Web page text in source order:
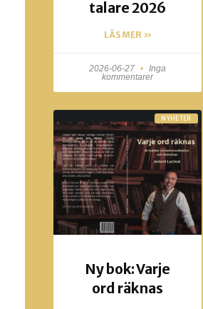
talare 2026
LÄS MER »
2026-06-27
Inga
kommentarer
NYHETER
Ny bok: Varje
ord räknas